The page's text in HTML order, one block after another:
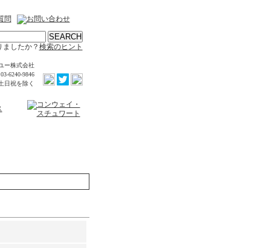
したか？ 検索のヒント
ー株式会社
6240-9846
日祝を除く